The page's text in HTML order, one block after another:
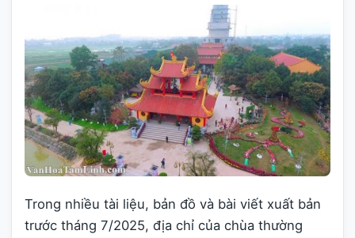
Trong nhiều tài liệu, bản đồ và bài viết xuất bản
trước tháng 7/2025, địa chỉ của chùa thường